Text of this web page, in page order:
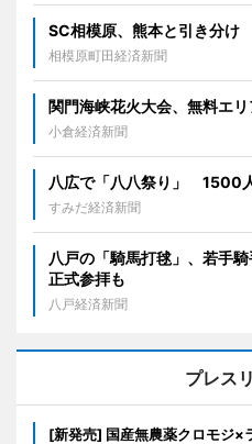
SC相模原、熊本と引き分
相模原町田経済新聞
関門海峡花火大会、無料エ
小倉経済新聞
八広で「八八祭り」 1500
すみだ経済新聞
八戸の「騎馬打毬」、若手
正式参拝も
八戸経済新聞
プレス
[新発売] 国産無農薬クロモジ×